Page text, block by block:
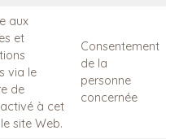
aux
et
via le
de
à cet
site Web.
Consentement
de la
personne
concernée